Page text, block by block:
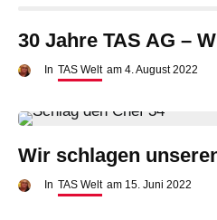
30 Jahre TAS AG –
In TAS Welt am 4. August 2022
Wir schlagen
In TAS Welt am 15. Juni 2022